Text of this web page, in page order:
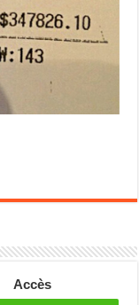
Accès